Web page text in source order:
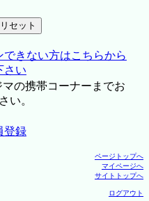
きない方はこちらから
さい
の携帯コーナーまでお
い。
登録
ページトップへ
マイページへ
サイトトップへ
ログアウト